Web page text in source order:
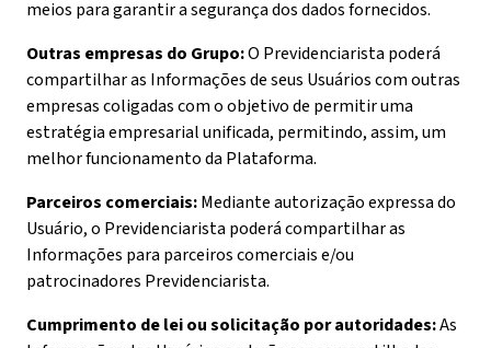
meios para garantir a segurança dos dados fornecidos.
Outras empresas do Grupo:O Previdenciarista poderá
compartilhar as Informações de seus Usuários com outras
empresas coligadas com o objetivo de permitir uma
estratégia empresarial unificada, permitindo, assim, um
melhor funcionamento da Plataforma.
Parceiros comerciais:Mediante autorização expressa do
Usuário, o Previdenciarista poderá compartilhar as
Informações para parceiros comerciais e/ou
patrocinadores Previdenciarista.
Cumprimento de lei ou solicitação por autoridades:As